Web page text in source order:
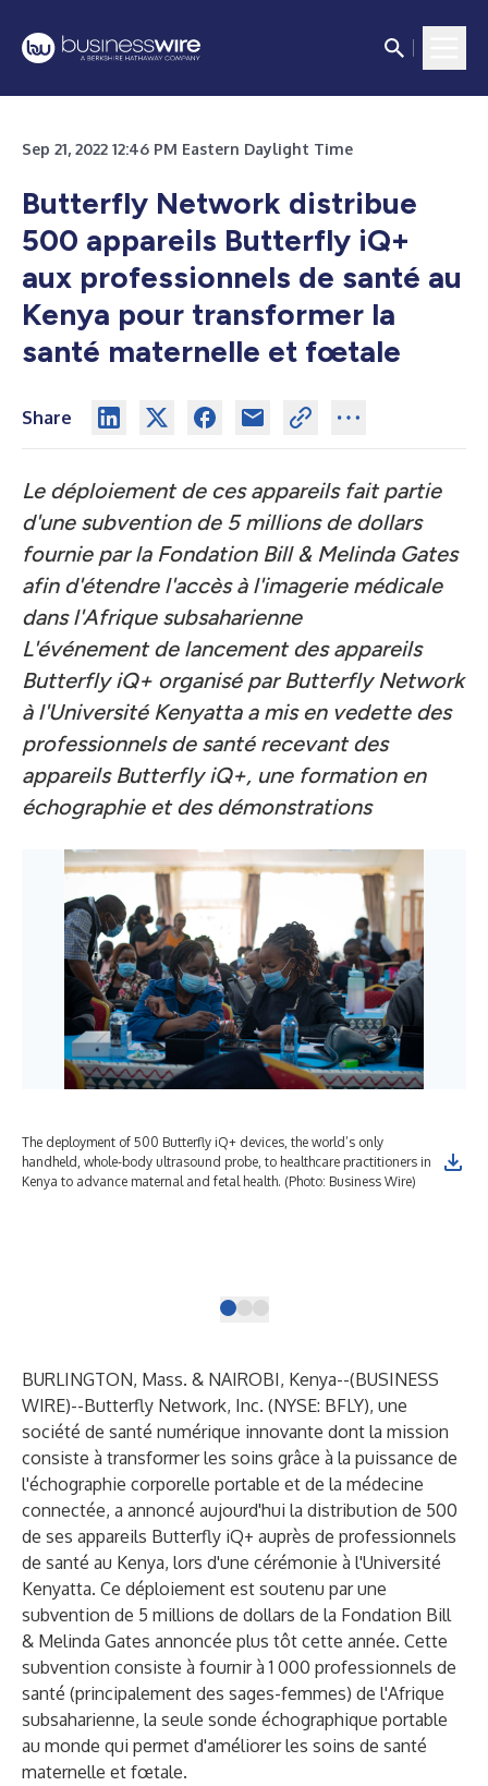
Sep 21, 2022 12:46 PM Eastern Daylight Time
Butterfly Network distribue
500 appareils Butterfly iQ+
aux professionnels de santé au
Kenya pour transformer la
santé maternelle et fœtale
Share
Le déploiement de ces appareils fait partie
d'une subvention de 5 millions de dollars
fournie par la Fondation Bill & Melinda Gates
afin d'étendre l'accès à l'imagerie médicale
dans l'Afrique subsaharienne
L'événement de lancement des appareils
Butterfly iQ+ organisé par Butterfly Network
à l'Université Kenyatta a mis en vedette des
professionnels de santé recevant des
appareils Butterfly iQ+, une formation en
échographie et des démonstrations
The deployment of 500 Butterfly iQ+ devices, the world’s only
handheld, whole-body ultrasound probe, to healthcare practitioners in
Kenya to advance maternal and fetal health. (Photo: Business Wire)
BURLINGTON, Mass. & NAIROBI, Kenya--(BUSINESS
WIRE)--Butterfly Network, Inc. (NYSE: BFLY), une
société de santé numérique innovante dont la mission
consiste à transformer les soins grâce à la puissance de
l'échographie corporelle portable et de la médecine
connectée, a annoncé aujourd'hui la distribution de 500
de ses appareils Butterfly iQ+ auprès de professionnels
de santé au Kenya, lors d'une cérémonie à l'Université
Kenyatta. Ce déploiement est soutenu par une
subvention de 5 millions de dollars de la Fondation Bill
& Melinda Gates annoncée plus tôt cette année. Cette
subvention consiste à fournir à 1 000 professionnels de
santé (principalement des sages-femmes) de l'Afrique
subsaharienne, la seule sonde échographique portable
au monde qui permet d'améliorer les soins de santé
maternelle et fœtale.